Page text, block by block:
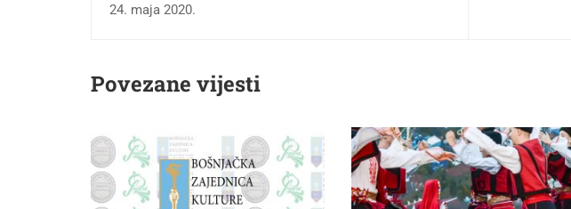
24. maja 2020.
Povezane vijesti